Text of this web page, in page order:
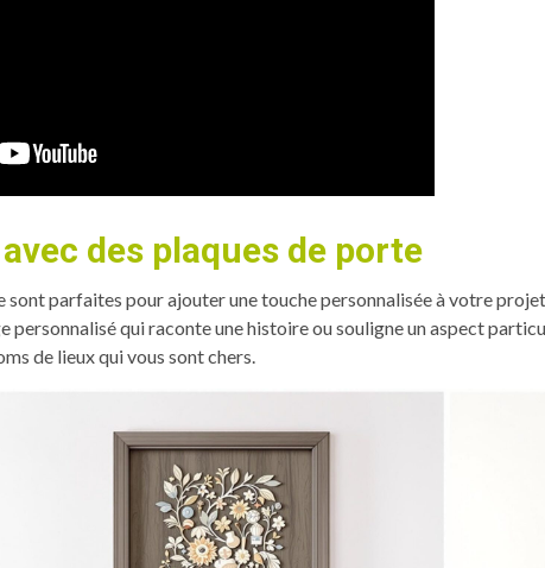
des plaques de porte
sont parfaites pour ajouter une touche personnalisée à votre
personnalisé qui raconte une histoire ou souligne un aspect
de lieux qui vous sont chers.